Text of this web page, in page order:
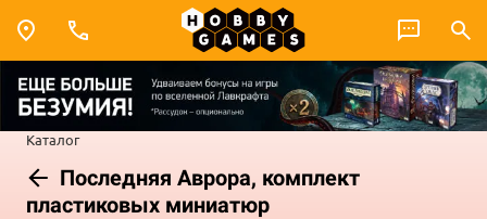
Каталог
Последняя Аврора, комплект
пластиковых миниатюр